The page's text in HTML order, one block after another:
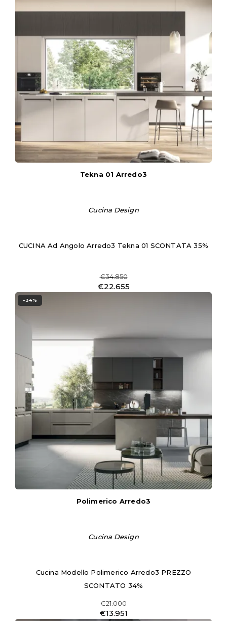
Tekna 01 Arredo3
Cucina Design
CUCINA Ad Angolo Arredo3 Tekna 01 SCONTATA 35%
€34.850
€22.655
-34%
Polimerico Arredo3
Cucina Design
Cucina Modello Polimerico Arredo3 PREZZO
SCONTATO 34%
€21.000
€13.951